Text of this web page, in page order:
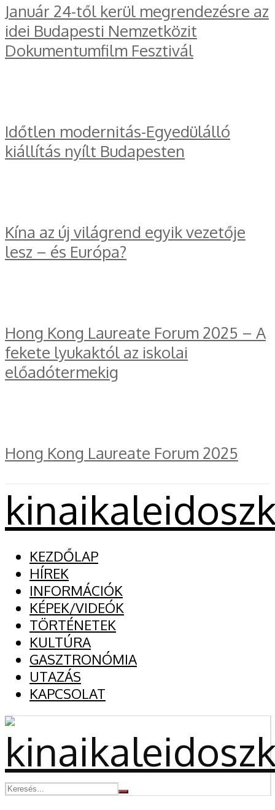
Január 24-től kerül megrendezésre az
idei Budapesti Nemzetközit
Dokumentumfilm Fesztivál
Időtlen modernitás-Egyedülálló
kiállítás nyílt Budapesten
Kína az új világrend egyik vezetője
lesz – és Európa?
Hong Kong Laureate Forum 2025 – A
fekete lyukaktól az iskolai
előadótermekig
Hong Kong Laureate Forum 2025
KEZDŐLAP
HÍREK
INFORMÁCIÓK
KÉPEK/VIDEÓK
TÖRTÉNETEK
KULTÚRA
GASZTRONÓMIA
UTAZÁS
KAPCSOLAT